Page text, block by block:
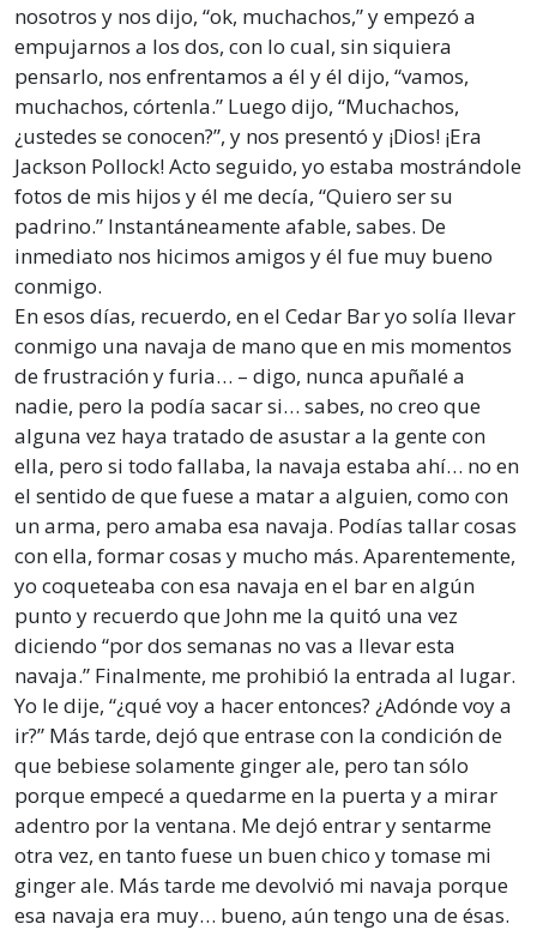
nosotros y nos dijo, “ok, muchachos,” y empezó a
empujarnos a los dos, con lo cual, sin siquiera
pensarlo, nos enfrentamos a él y él dijo, “vamos,
muchachos, córtenla.” Luego dijo, “Muchachos,
¿ustedes se conocen?”, y nos presentó y ¡Dios! ¡Era
Jackson Pollock! Acto seguido, yo estaba mostrándole
fotos de mis hijos y él me decía, “Quiero ser su
padrino.” Instantáneamente afable, sabes. De
inmediato nos hicimos amigos y él fue muy bueno
conmigo.
En esos días, recuerdo, en el Cedar Bar yo solía llevar
conmigo una navaja de mano que en mis momentos
de frustración y furia… – digo, nunca apuñalé a
nadie, pero la podía sacar si… sabes, no creo que
alguna vez haya tratado de asustar a la gente con
ella, pero si todo fallaba, la navaja estaba ahí… no en
el sentido de que fuese a matar a alguien, como con
un arma, pero amaba esa navaja. Podías tallar cosas
con ella, formar cosas y mucho más. Aparentemente,
yo coqueteaba con esa navaja en el bar en algún
punto y recuerdo que John me la quitó una vez
diciendo “por dos semanas no vas a llevar esta
navaja.” Finalmente, me prohibió la entrada al lugar.
Yo le dije, “¿qué voy a hacer entonces? ¿Adónde voy a
ir?” Más tarde, dejó que entrase con la condición de
que bebiese solamente ginger ale, pero tan sólo
porque empecé a quedarme en la puerta y a mirar
adentro por la ventana. Me dejó entrar y sentarme
otra vez, en tanto fuese un buen chico y tomase mi
ginger ale. Más tarde me devolvió mi navaja porque
esa navaja era muy… bueno, aún tengo una de ésas.